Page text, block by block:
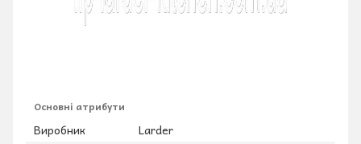
Основні атрибути
Виробник
Larder